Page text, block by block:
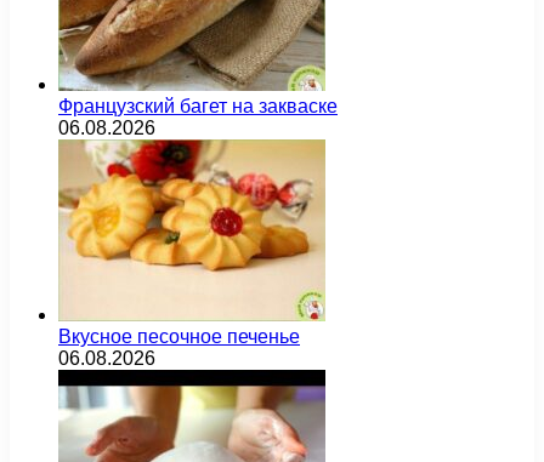
Французский багет на закваске
06.08.2026
Вкусное песочное печенье
06.08.2026